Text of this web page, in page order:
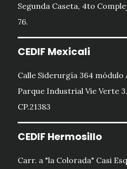
Segunda Caseta, 4to
76.
CEDIF Mexicali
Calle Siderurgía 364 módulo
Parque Industrial Vie Verte
CP.21383
CEDIF Hermosillo
Carr. a "la Colorada" Casi